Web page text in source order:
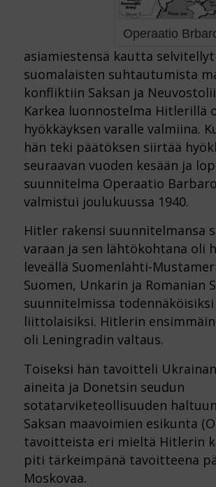
Operaatio
asiamiestensä kautta selvitellyt
suomalaisten suhtautumista
konfliktiin Saksan ja
Karkea luonnostelma Hitlerillä
hyökkäyksen varalle valmiina.
hän teki päätöksen siirtää
seuraavan vuoden kesään ja
suunnitelma Operaatio
valmistui joulukuussa 1940.
Hitler rakensi suunnitelmansa
varaan ja sen lähtökohtana oli
leveällä Suomenlahti-
Suomen, Unkarin ja Romanian
suunnitelmissa todennäköisiksi
liittolaisiksi. Hitlerin
oli Leningradin valtaus.
Toiseksi hän tavoitteli
aineita ja Donetsin seudun
sotatarviketeollisuuden
Saksan maavoimien esikunta
tavoitteista eri mieltä Hitlerin
piti tärkeimpänä tavoitteena
Moskovaa.